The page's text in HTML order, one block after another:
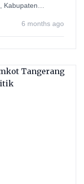
Kabupaten
6 months ago